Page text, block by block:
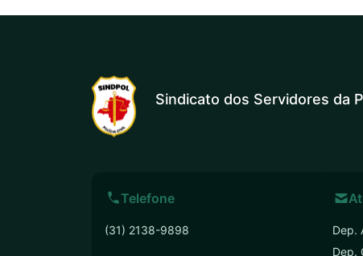
Sindicato dos Servidores da
Telefone
(31) 2138-9898 Dep.
Dep.